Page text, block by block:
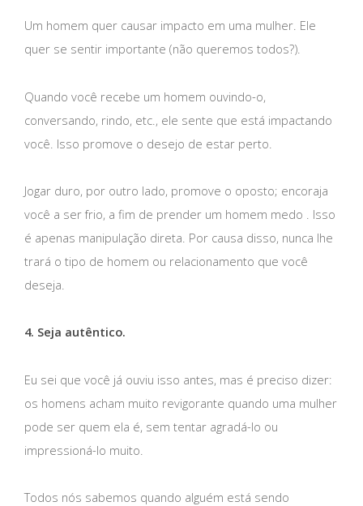
Um homem quer causar impacto em uma mulher. Ele
quer se sentir importante (não queremos todos?).
Quando você recebe um homem ouvindo-o,
conversando, rindo, etc., ele sente que está impactando
você. Isso promove o desejo de estar perto.
Jogar duro, por outro lado, promove o oposto; encoraja
você a ser frio, a fim de prender um homem medo . Isso
é apenas manipulação direta. Por causa disso, nunca lhe
trará o tipo de homem ou relacionamento que você
deseja.
4. Seja autêntico.
Eu sei que você já ouviu isso antes, mas é preciso dizer:
os homens acham muito revigorante quando uma mulher
pode ser quem ela é, sem tentar agradá-lo ou
impressioná-lo muito.
Todos nós sabemos quando alguém está sendo